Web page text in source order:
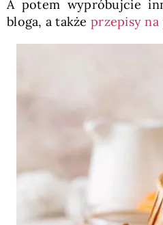
A potem wypróbujcie
bloga, a takżeprzepisy na